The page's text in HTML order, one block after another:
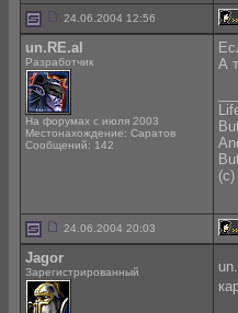
24.06.2004 12:56
un.RE.al
Разработчик
На форумах с июля 2003
Местонахождение: Саратов
Сообщений: 142
А
24.06.2004 20:03
Jagor
Зарегистрированный